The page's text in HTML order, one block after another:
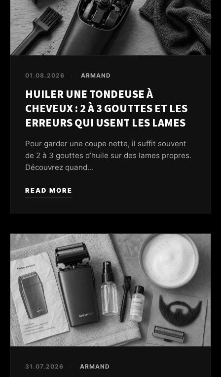
01.08.2026 ARMAND
HUILER UNE TONDEUSE À
CHEVEUX : 2 À 3 GOUTTES ET LES
ERREURS QUI USENT LES LAMES
Pour garder une coupe nette, il suffit souvent
de 2 à 3 gouttes d’huile sur des lames propres.
Découvrez quand...
READ MORE
31.07.2026 ARMAND